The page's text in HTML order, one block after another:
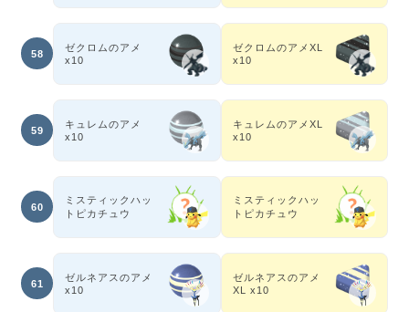
58
ゼクロムのアメ
x10
ゼクロムのアメXL
x10
59
キュレムのアメ
x10
キュレムのアメXL
x10
60
ミスティックハッ
トピカチュウ
ミスティックハッ
トピカチュウ
61
ゼルネアスのアメ
x10
ゼルネアスのアメ
XL x10